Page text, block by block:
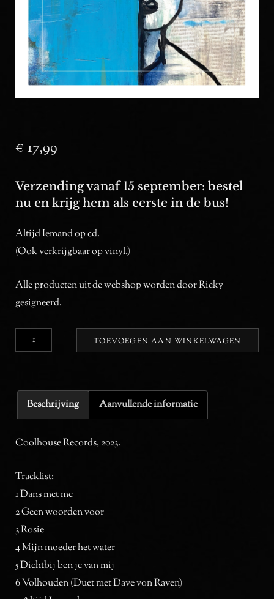
€ 17,99
Verzending vanaf 15 september: bestel
nu en krijg hem als eerste in de bus!
Altijd Iemand op cd.
(Ook verkrijgbaar op vinyl.)
Alle producten uit de webshop worden door Ricky
gesigneerd.
Altijd
Iemand
aantal
TOEVOEGEN AAN WINKELWAGEN
Beschrijving Aanvullende informatie
Coolhouse Records, 2023.
Tracklist:
1 Dans met me
2 Geen woorden voor
3 Rosie
4 Mijn moeder het water
5 Dichtbij ben je van mij
6 Volhouden (Duet met Dave von Raven)